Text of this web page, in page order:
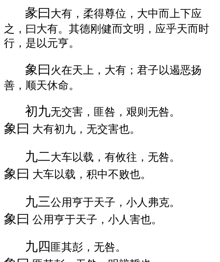
彖曰大有，柔得尊位，大中而上下应
之，曰大有。其德刚健而文明，应乎天而时
行，是以元亨。
象曰 火在天上，大有；君子以遏恶扬
善，顺天休命。
初九无交害，匪咎，艰则无咎。
象曰 大有初九，无交害也。
九二大车以载，有攸往，无咎。
象曰 大车以载，积中不败也。
九三公用亨于天子，小人弗克。
象曰 公用亨于天子，小人害也。
九四 匪其彭，无咎。